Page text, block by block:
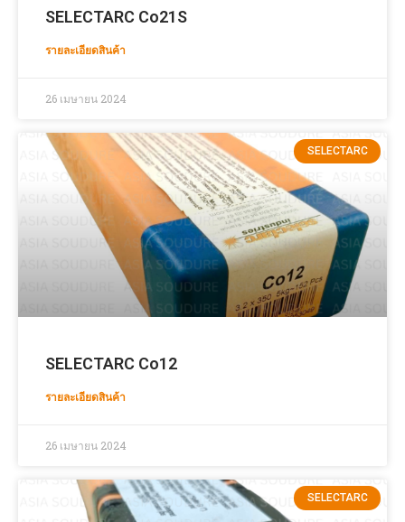
SELECTARC Co21S
รายละเอียดสินค้า
26 เมษายน 2024
SELECTARC
SELECTARC Co12
รายละเอียดสินค้า
26 เมษายน 2024
SELECTARC